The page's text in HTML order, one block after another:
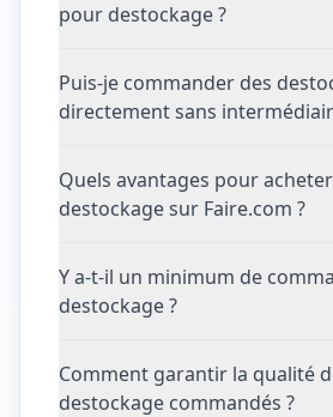
pour destockage ?
Puis-je commander des
directement sans
Quels avantages pour
destockage sur Faire.com ?
Y a-t-il un minimum de
destockage ?
Comment garantir la qualité
destockage commandés ?